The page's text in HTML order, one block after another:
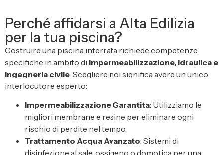
Perché affidarsi a Alta Edilizia
per la tua piscina?
Costruire una piscina interrata richiede competenze
specifiche in ambito di impermeabilizzazione, idraulica e
ingegneria civile . Scegliere noi significa avere un unico
interlocutore esperto:
Impermeabilizzazione Garantita: Utilizziamo le
migliori membrane e resine per eliminare ogni
rischio di perdite nel tempo.
Trattamento Acqua Avanzato: Sistemi di
disinfezione al sale, ossigeno o domotica per una